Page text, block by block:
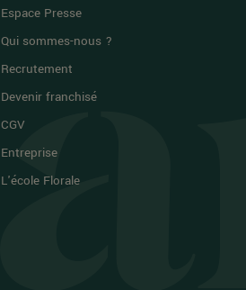
Espace Presse
Qui sommes-nous ?
Recrutement
Devenir franchisé
CGV
Entreprise
L'école Florale